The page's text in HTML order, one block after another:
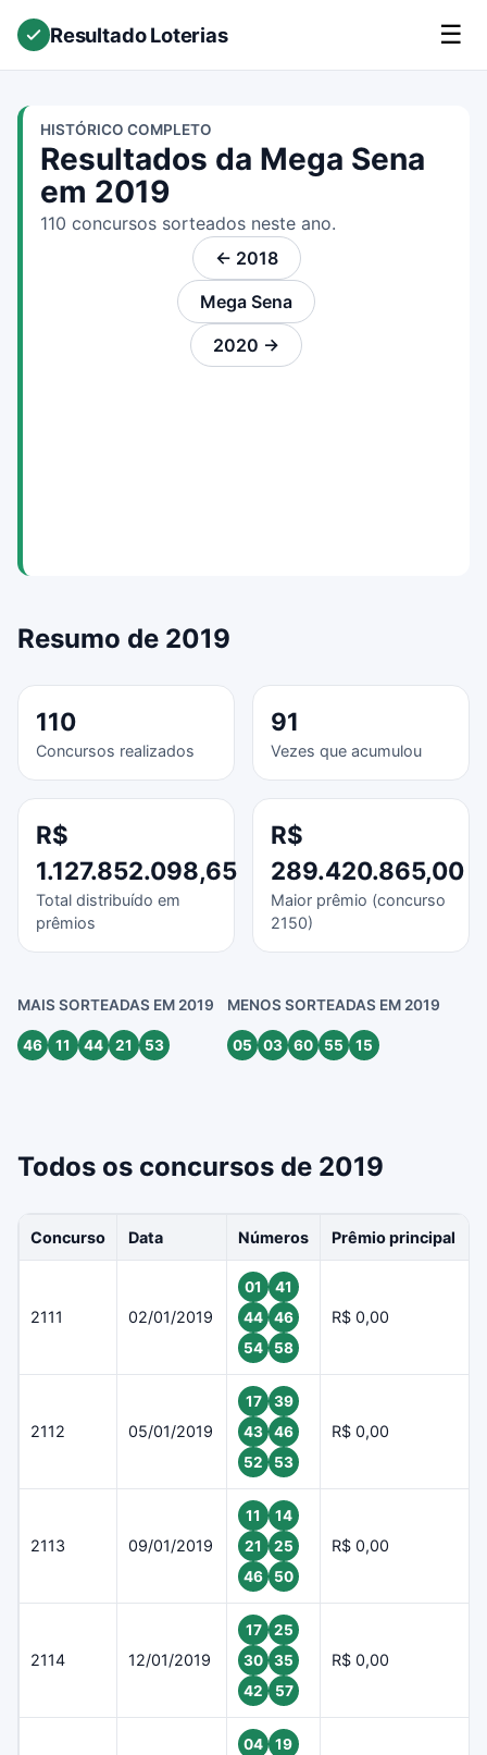
Resultado Loterias ☰
HISTÓRICO COMPLETO
Resultados da Mega Sena
em 2019
110 concursos sorteados neste ano.
← 2018
Mega Sena
2020 →
Resumo de 2019
110
Concursos realizados
91
Vezes que acumulou
R$
1.127.852.098,65
Total distribuído em
prêmios
R$
289.420.865,00
Maior prêmio (concurso
2150)
MAIS SORTEADAS EM 2019
46 11 44 21 53
MENOS SORTEADAS EM 2019
05 03 60 55 15
Todos os concursos de 2019
Concurso Data Números Prêmio principal
2111 02/01/2019
01
41
44
46
54
58
R$ 0,00
2112 05/01/2019
17
39
43
46
52
53
R$ 0,00
2113 09/01/2019
11
14
21
25
46
50
R$ 0,00
2114 12/01/2019
17
25
30
35
42
57
R$ 0,00
04
19